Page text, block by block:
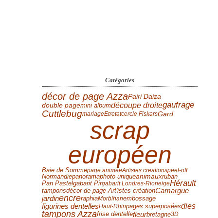
Catégories
décor de page AzzaPairi Daiza
double pagemini albumdécoupe droitegaufrage
CuttlebugmariageEtretatcercle FiskarsGard
scrap
européen
Baie de Sommepage animéeArtistes creationspeel-off
Normandiepanoramaphoto uniqueanimauxruban
Pan Pastelgabarit Pirgabarit Londres-RioneigeHérault
tamponsdécor de page Art'istes créationCamargue
jardinencreraphiaMorbihanembossage
figurines dentellesHaut-Rhinpages superposéesdies
tampons Azzafrise dentellefleurbretagne3D